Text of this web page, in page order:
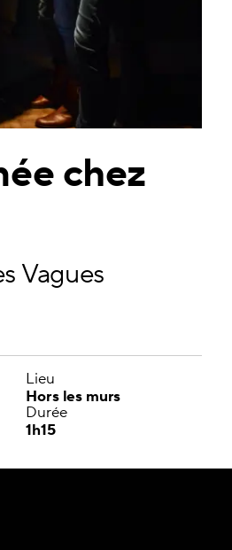
chez
Vagues
Lieu
Hors les murs
Durée
1h15